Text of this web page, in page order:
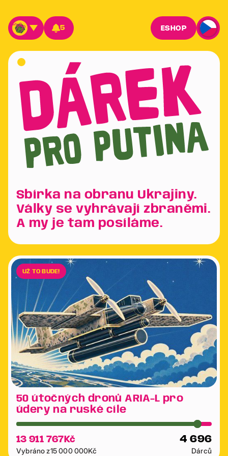
5 ESHOP
Sbírka na obranu Ukrajiny.
Války se vyhrávají zbraněmi.
A my je tam posíláme.
UŽ TO BUDE!
50 útočných dronů ARIA-L pro
údery na ruské cíle
13 911 767 Kč 4 696
Vybráno z15 000 000Kč Dárců